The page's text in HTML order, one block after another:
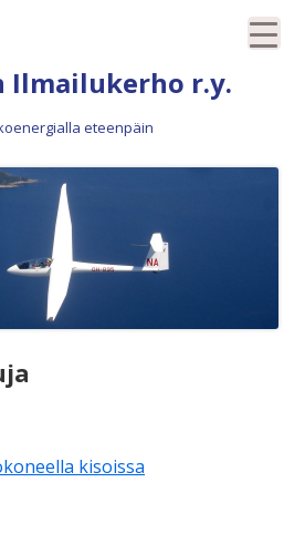
Ilmailukerho r.y.
eteenpäin
kisoissa